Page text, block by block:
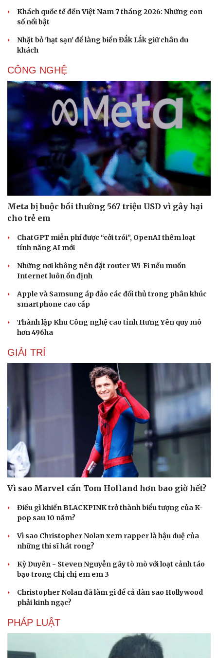
Văn hóa
Giải trí
Nghệ sĩ
Thời trang
Sao Việt
Khách quốc tế đến Việt Nam 7 tháng 2026: Những con
số nổi bật
Nhặt bỏ 'hạt sạn' để làng biển Đắk Lắk giữ chân du
khách
CÔNG NGHỆ
Meta bị buộc bồi thường 567 triệu USD vì gây hại
cho trẻ em
ChatGPT miễn phí được “cởi trói”, OpenAI thêm loạt
tính năng AI mới
Những nơi không nên đặt router Wi-Fi nếu muốn
Internet luôn ổn định
Apple và Samsung áp đảo các đối thủ trong phân khúc
smartphone cao cấp
Thành lập Khu Công nghệ cao tỉnh Hưng Yên quy mô
hơn 496ha
GIẢI TRÍ
Vì sao Marvel cần Tom Holland hơn bao giờ hết?
Điều gì khiến BLACKPINK trở thành biểu tượng của K-
pop sau 10 năm?
Vì sao Christopher Nolan xem rapper là hậu duệ của
những thi sĩ hát rong?
Kỳ Duyên - Steven Nguyễn gây tò mò với loạt cảnh táo
bạo trong Chị chị em em 3
Christopher Nolan đã làm gì để cả dàn sao Hollywood
phải kinh ngạc?
PHÁP LUẬT